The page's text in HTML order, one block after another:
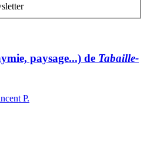
paysage...) de Tabaille-
P.